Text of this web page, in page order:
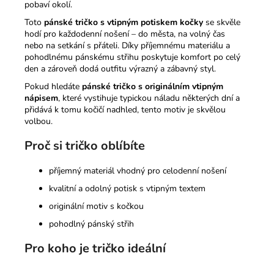
pobaví okolí.
Toto pánské tričko s vtipným potiskem kočky se skvěle
hodí pro každodenní nošení – do města, na volný čas
nebo na setkání s přáteli. Díky příjemnému materiálu a
pohodlnému pánskému střihu poskytuje komfort po celý
den a zároveň dodá outfitu výrazný a zábavný styl.
Pokud hledáte pánské tričko s originálním vtipným
nápisem, které vystihuje typickou náladu některých dní a
přidává k tomu kočičí nadhled, tento motiv je skvělou
volbou.
Proč si tričko oblíbíte
příjemný materiál vhodný pro celodenní nošení
kvalitní a odolný potisk s vtipným textem
originální motiv s kočkou
pohodlný pánský střih
Pro koho je tričko ideální